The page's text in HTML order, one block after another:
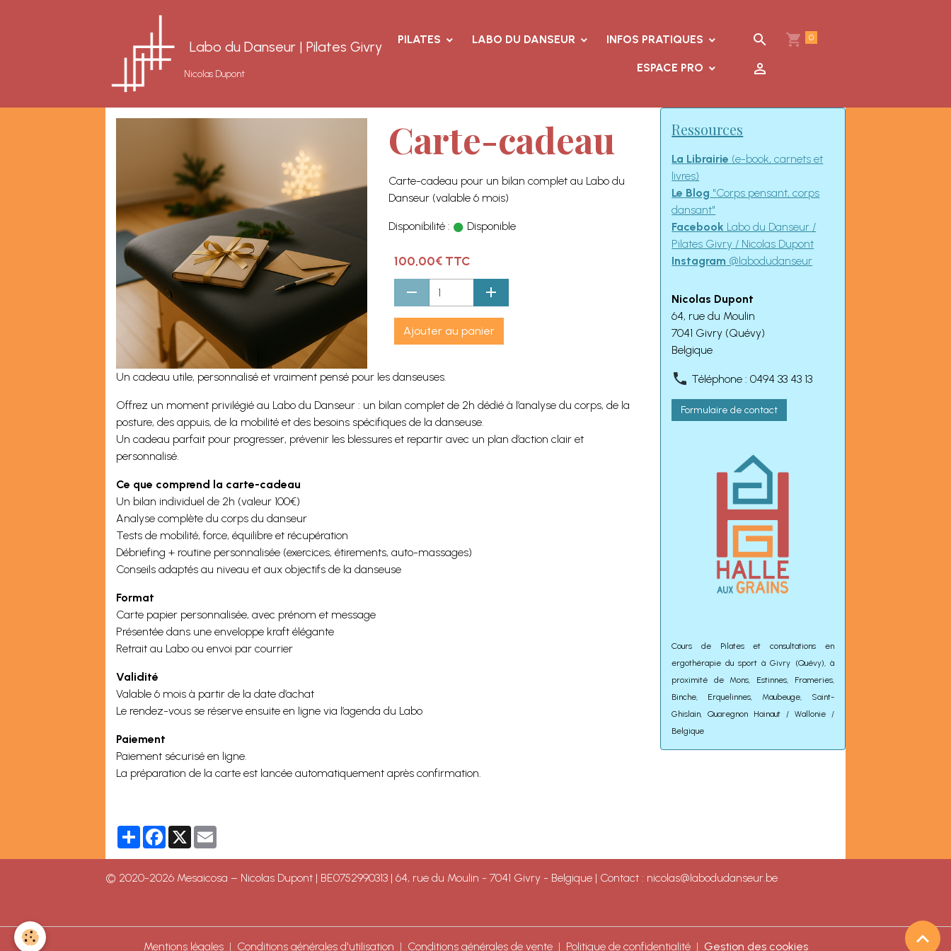
Labo du Danseur | Pilates Givry
Nicolas Dupont
PILATES LABO DU DANSEUR INFOS PRATIQUES
ESPACE PRO
0
Carte-cadeau
Carte-cadeau pour un bilan complet au Labo du
Danseur (valable 6 mois)
Disponibilité : Disponible
100,00€ TTC
Ajouter au panier
Un cadeau utile, personnalisé et vraiment pensé pour les danseuses.
Offrez un moment privilégié au Labo du Danseur : un bilan complet de 2h dédié à l’analyse du corps, de la
posture, des appuis, de la mobilité et des besoins spécifiques de la danseuse.
Un cadeau parfait pour progresser, prévenir les blessures et repartir avec un plan d’action clair et
personnalisé.
Ce que comprend la carte-cadeau
Un bilan individuel de 2h (valeur 100€)
Analyse complète du corps du danseur
Tests de mobilité, force, équilibre et récupération
Débriefing + routine personnalisée (exercices, étirements, auto-massages)
Conseils adaptés au niveau et aux objectifs de la danseuse
Format
Carte papier personnalisée, avec prénom et message
Présentée dans une enveloppe kraft élégante
Retrait au Labo ou envoi par courrier
Validité
Valable 6 mois à partir de la date d’achat
Le rendez-vous se réserve ensuite en ligne via l’agenda du Labo
Paiement
Paiement sécurisé en ligne.
La préparation de la carte est lancée automatiquement après confirmation.
PartagerFacebook
X
Ressources
La Librairie (e-book, carnets et
livres)
Le Blog "Corps pensant, corps
dansant"
Facebook Labo du Danseur /
Pilates Givry / Nicolas Dupont
Instagram @labodudanseur
Nicolas Dupont
64, rue du Moulin
7041 Givry (Quévy)
Belgique
Téléphone : 0494 33 43 13
Formulaire de contact
Cours de Pilates et consultations en
ergothérapie du sport à Givry (Quévy), à
proximité de Mons, Estinnes, Frameries,
Binche, Erquelinnes, Maubeuge, Saint-
Ghislain, Quaregnon Hainaut / Wallonie /
Belgique
© 2020-2026 Mesaicosa – Nicolas Dupont | BE0752990313 | 64, rue du Moulin - 7041 Givry - Belgique | Contact : nicolas@labodudanseur.be
Mentions légales Conditions générales d'utilisation Conditions générales de vente Politique de confidentialité Gestion des cookies